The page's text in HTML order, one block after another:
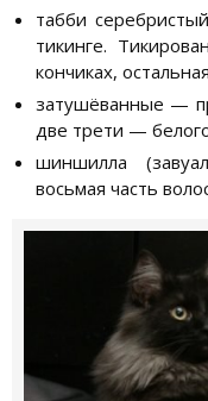
табби
тикинге.
кончиках,
затушёванные —
две трети —
шиншилла
восьмая часть